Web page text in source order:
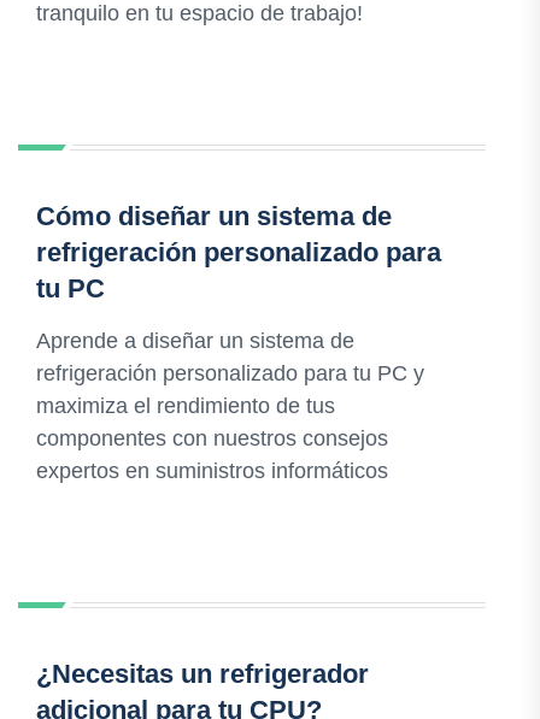
tranquilo en tu espacio de trabajo!
Cómo diseñar un sistema de
refrigeración personalizado para
tu PC
Aprende a diseñar un sistema de
refrigeración personalizado para tu PC y
maximiza el rendimiento de tus
componentes con nuestros consejos
expertos en suministros informáticos
¿Necesitas un refrigerador
adicional para tu CPU?